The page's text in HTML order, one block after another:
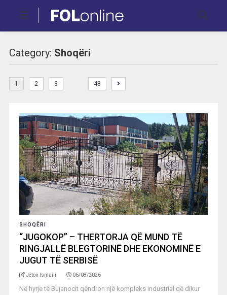
Category: Shoqëri
1 2 3 48
SHOQËRI
“JUGOKOP” – THERTORJA QË MUND TË
RINGJALLË BLEGTORINË DHE EKONOMINË E
JUGUT TË SERBISË
Jeton Ismaili 06/08/2026
Në hyrje të Bujanocit qëndron një kompleks industrial që dikur